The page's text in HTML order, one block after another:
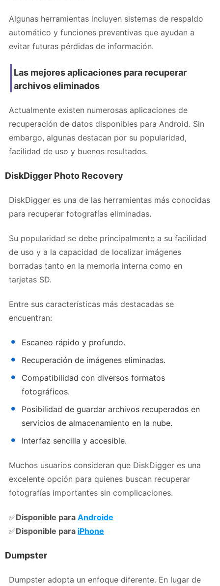
Algunas herramientas incluyen sistemas de respaldo
automático y funciones preventivas que ayudan a
evitar futuras pérdidas de información.
Las mejores aplicaciones para recuperar
archivos eliminados
Actualmente existen numerosas aplicaciones de
recuperación de datos disponibles para Android. Sin
embargo, algunas destacan por su popularidad,
facilidad de uso y buenos resultados.
DiskDigger Photo Recovery
DiskDigger es una de las herramientas más conocidas
para recuperar fotografías eliminadas.
Su popularidad se debe principalmente a su facilidad
de uso y a la capacidad de localizar imágenes
borradas tanto en la memoria interna como en
tarjetas SD.
Entre sus características más destacadas se
encuentran:
Escaneo rápido y profundo.
Recuperación de imágenes eliminadas.
Compatibilidad con diversos formatos
fotográficos.
Posibilidad de guardar archivos recuperados en
servicios de almacenamiento en la nube.
Interfaz sencilla y accesible.
Muchos usuarios consideran que DiskDigger es una
excelente opción para quienes buscan recuperar
fotografías importantes sin complicaciones.
✅Disponible para Androide
✅Disponible para iPhone
Dumpster
Dumpster adopta un enfoque diferente. En lugar de